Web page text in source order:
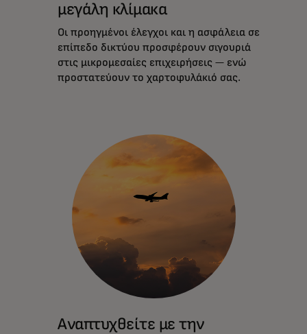
μεγάλη κλίμακα
Οι προηγμένοι έλεγχοι και η ασφάλεια σε
επίπεδο δικτύου προσφέρουν σιγουριά
στις μικρομεσαίες επιχειρήσεις — ενώ
προστατεύουν το χαρτοφυλάκιό σας.
Αναπτυχθείτε με την